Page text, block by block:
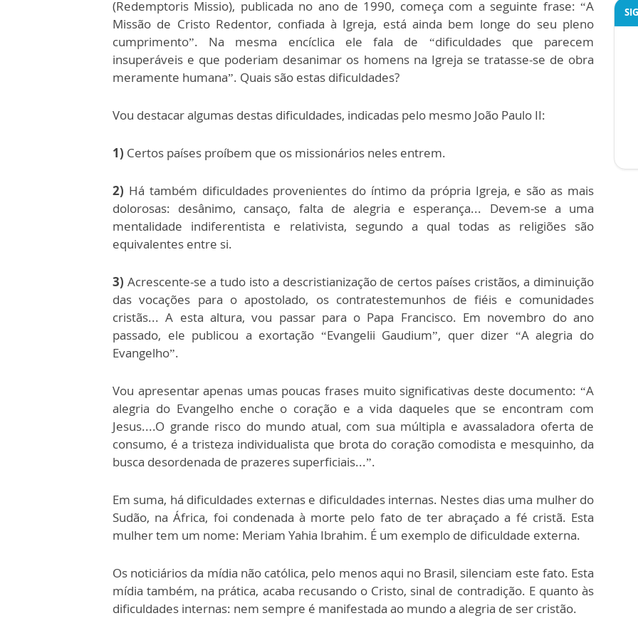
(Redemptoris Missio), publicada no ano de 1990, começa com a seguinte frase: “A
Missão de Cristo Redentor, confiada à Igreja, está ainda bem longe do seu pleno
cumprimento”. Na mesma encíclica ele fala de “dificuldades que parecem
insuperáveis e que poderiam desanimar os homens na Igreja se tratasse-se de obra
meramente humana”. Quais são estas dificuldades?
Vou destacar algumas destas dificuldades, indicadas pelo mesmo João Paulo II:
1) Certos países proíbem que os missionários neles entrem.
2) Há também dificuldades provenientes do íntimo da própria Igreja, e são as mais
dolorosas: desânimo, cansaço, falta de alegria e esperança... Devem-se a uma
mentalidade indiferentista e relativista, segundo a qual todas as religiões são
equivalentes entre si.
3) Acrescente-se a tudo isto a descristianização de certos países cristãos, a diminuição
das vocações para o apostolado, os contratestemunhos de fiéis e comunidades
cristãs... A esta altura, vou passar para o Papa Francisco. Em novembro do ano
passado, ele publicou a exortação “Evangelii Gaudium”, quer dizer “A alegria do
Evangelho”.
Vou apresentar apenas umas poucas frases muito significativas deste documento: “A
alegria do Evangelho enche o coração e a vida daqueles que se encontram com
Jesus....O grande risco do mundo atual, com sua múltipla e avassaladora oferta de
consumo, é a tristeza individualista que brota do coração comodista e mesquinho, da
busca desordenada de prazeres superficiais...”.
Em suma, há dificuldades externas e dificuldades internas. Nestes dias uma mulher do
Sudão, na África, foi condenada à morte pelo fato de ter abraçado a fé cristã. Esta
mulher tem um nome: Meriam Yahia Ibrahim. É um exemplo de dificuldade externa.
Os noticiários da mídia não católica, pelo menos aqui no Brasil, silenciam este fato. Esta
mídia também, na prática, acaba recusando o Cristo, sinal de contradição. E quanto às
dificuldades internas: nem sempre é manifestada ao mundo a alegria de ser cristão.